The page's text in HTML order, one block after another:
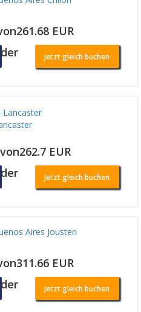
EUR
Jetzt gleich buchen
EUR
Jetzt gleich buchen
Aires Jousten
EUR
Jetzt gleich buchen